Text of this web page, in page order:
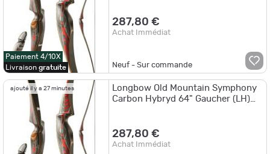
Paiement 4/10X
Livraison gratuite
287,80 €
Achat Immédiat
Neuf - Sur commande
ajouté il y a 27 minutes
Longbow Old Mountain Symphony
Carbon Hybryd 64" Gaucher (LH)
287,80 €
Achat Immédiat